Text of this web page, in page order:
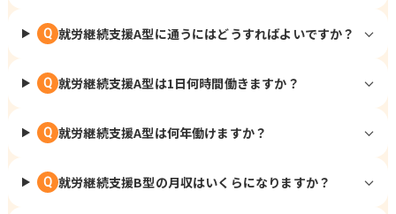
Q 就労継続支援A型に通うにはどうすればよいですか？
Q 就労継続支援A型は1日何時間働きますか？
Q 就労継続支援A型は何年働けますか？
Q 就労継続支援B型の月収はいくらになりますか？